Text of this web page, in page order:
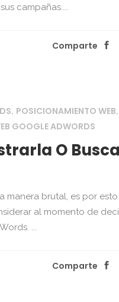
campañas....
Comparte
, POSICIONAMIENTO WEB,
GOOGLE ADWORDS
O
manera brutal, es por
al momento de
...
Comparte